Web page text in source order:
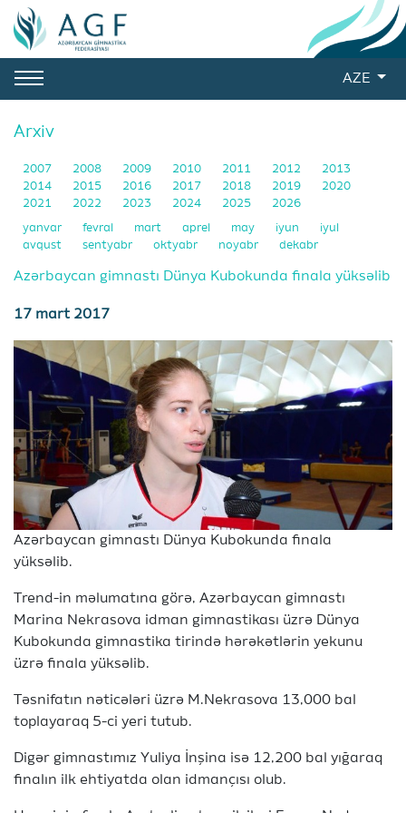
AZE
Arxiv
2007 2008 2009 2010 2011 2012
2013
2014
2015 2016 2017 2018 2019
2020
2021
2022 2023 2024 2025 2026
yanvar fevral mart aprel may iyun
iyul
avqust
sentyabr oktyabr noyabr dekabr
Azərbaycan gimnastı Dünya Kubokunda finala yüksəlib
17 mart 2017
Azərbaycan gimnastı Dünya Kubokunda finala
yüksəlib.
Trend-in məlumatına görə, Azərbaycan gimnastı
Marina Nekrasova idman gimnastikası üzrə Dünya
Kubokunda gimnastika tirində hərəkətlərin yekunu
üzrə finala yüksəlib.
Təsnifatın nəticələri üzrə M.Nekrasova 13,000 bal
toplayaraq 5-ci yeri tutub.
Digər gimnastımız Yuliya İnşina isə 12,200 bal yığaraq
finalın ilk ehtiyatda olan idmançısı olub.